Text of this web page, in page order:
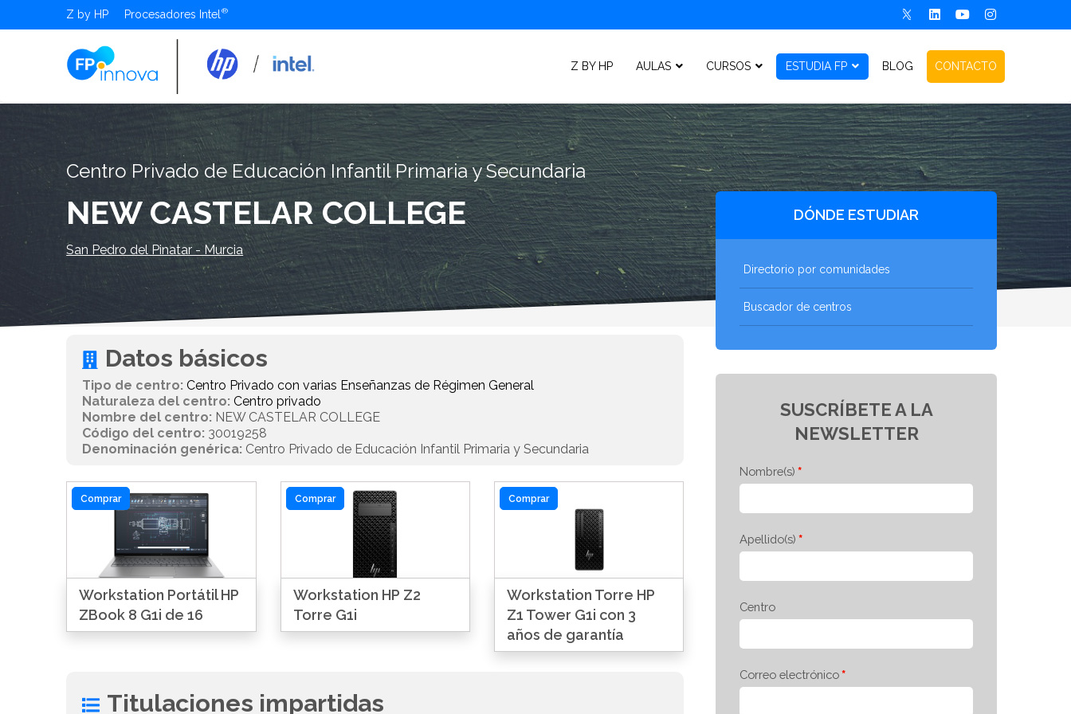
Z by HP Procesadores Intel
Z BY HP AULAS CURSOS ESTUDIA FP BLOG CONTACTO
Centro Privado de Educación Infantil Primaria y Secundaria
NEW CASTELAR COLLEGE
San Pedro del Pinatar - Murcia
Datos básicos
Tipo de centro: Centro Privado con varias Enseñanzas de Régimen General
Naturaleza del centro: Centro privado
Nombre del centro: NEW CASTELAR COLLEGE
Código del centro: 30019258
Denominación genérica: Centro Privado de Educación Infantil Primaria y Secundaria
Comprar
Workstation Portátil HP
ZBook 8 G1i de 16
Comprar
Workstation HP Z2
Torre G1i
Comprar
Workstation Torre HP
Z1 Tower G1i con 3
años de garantía
Titulaciones impartidas
DÓNDE ESTUDIAR
Directorio por comunidades
Buscador de centros
SUSCRÍBETE A LA
NEWSLETTER
Nombre(s)
Apellido(s)
Centro
Correo electrónico